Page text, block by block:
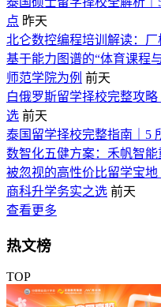
点 昨天
北仑数控编程培训解读：
基于能力图谱的“体育课
师范学院为例 前天
白俄罗斯留学择校完整攻
选 前天
泰国留学择校完整指南｜5
数智化五健方案：禾帆智
被忽视的高性价比留学宝地
商科升学务实之选 前天
查看更多
热文榜
TOP